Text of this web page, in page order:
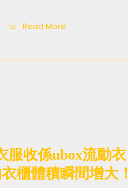
Read More
服收係ubox流動衣
櫃體積瞬間增大！